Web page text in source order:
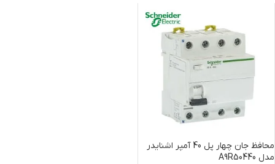
محافظ جان چهار پل 40 آمپر اشنایدر
مدل A9R50440